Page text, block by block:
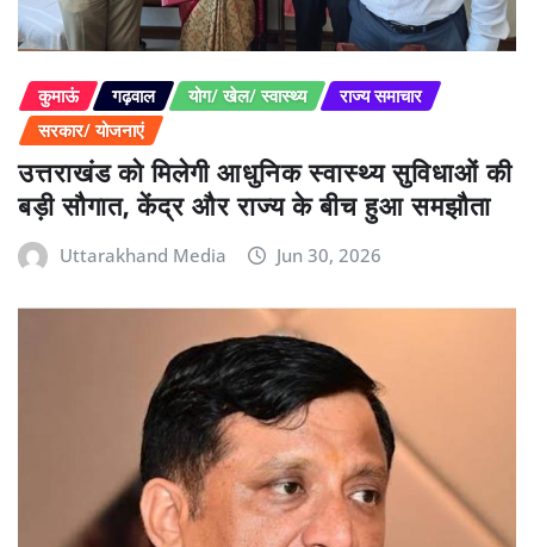
कुमाऊं गढ़वाल योग/ खेल/ स्वास्थ्य
राज्य समाचार
सरकार/ योजनाएं
उत्तराखंड को मिलेगी आधुनिक स्वास्थ्य सुविधाओं की
बड़ी सौगात, केंद्र और राज्य के बीच हुआ समझौता
Uttarakhand Media Jun 30, 2026